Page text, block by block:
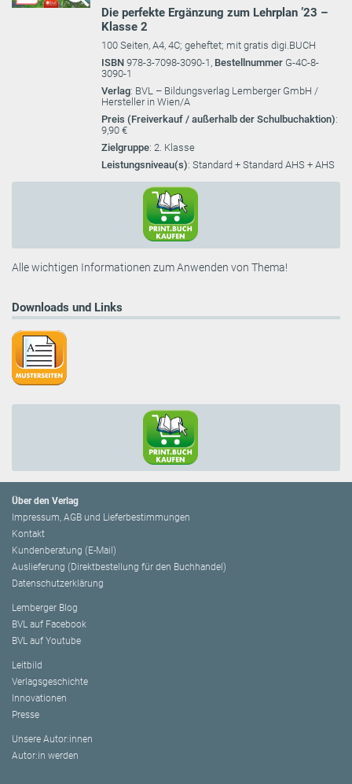
Die perfekte Ergänzung zum Lehrplan ’23 –
Klasse 2
100 Seiten, A4, 4C; geheftet; mit gratis digi.BUCH
ISBN 978-3-7098-3090-1, Bestellnummer G-4C-8-
3090-1
Verlag: BVL – Bildungsverlag Lemberger GmbH /
Hersteller in Wien/A
Preis (Freiverkauf / außerhalb der Schulbuchaktion):
9,90 €
Zielgruppe: 2. Klasse
Leistungsniveau(s): Standard + Standard AHS + AHS
Alle wichtigen Informationen zum Anwenden von Thema!
Downloads und Links
Über den Verlag
Impressum, AGB und Lieferbestimmungen
Kontakt
Kundenberatung (E-Mail)
Auslieferung (Direktbestellung für den Buchhandel)
Datenschutzerklärung
Lemberger Blog
BVL auf Facebook
BVL auf Youtube
Leitbild
Verlagsgeschichte
Innovationen
Presse
Unsere Autor:innen
Autor:in werden